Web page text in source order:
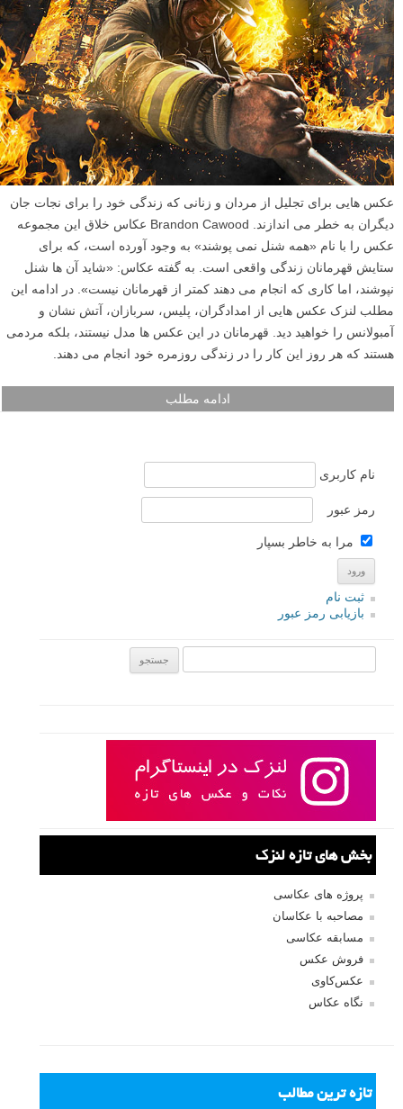
عکس هایی برای تجلیل از مردان و زنانی که زندگی خود را برای نجات جان
دیگران به خطر می اندازند. Brandon Cawood عکاس خلاق این مجموعه
عکس را با نام «همه شنل نمی پوشند» به وجود آورده است، که برای
ستایش قهرمانان زندگی واقعی است. به گفته عکاس: «شاید آن ها شنل
نپوشند، اما کاری که انجام می دهند کمتر از قهرمانان نیست». در ادامه این
مطلب لنزک عکس هایی از امدادگران، پلیس، سربازان، آتش نشان و
آمبولانس را خواهید دید. قهرمانان در این عکس ها مدل نیستند، بلکه مردمی
هستند که هر روز این کار را در زندگی روزمره خود انجام می دهند.
ادامه مطلب
نام کاربری
رمز عبور
مرا به خاطر بسپار
ثبت نام
بازیابی رمز عبور
بخش های تازه لنزک
پروژه های عکاسی
مصاحبه با عکاسان
مسابقه عکاسی
فروش عکس
عکس‌کاوی
نگاه عکاس
تازه ترین مطالب